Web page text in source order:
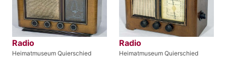
Radio
Heimatmuseum Quierschied
Radio
Heimatmuseum Quierschied